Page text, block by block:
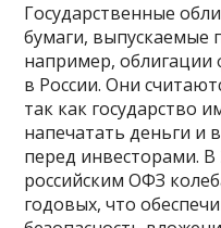
Государственные
бумаги, выпускаемые
например, облигации
в России. Они
так как государство
напечатать деньги и
перед инвесторами. В
российским ОФЗ
годовых, что